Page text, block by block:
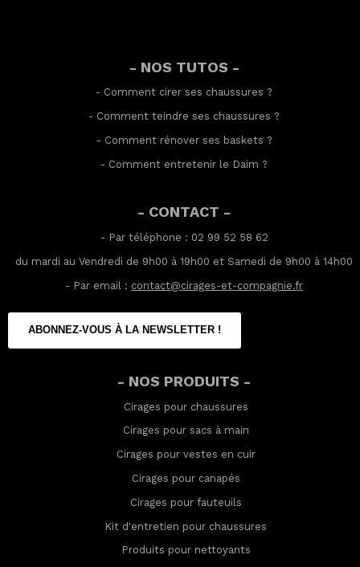
- NOS TUTOS -
- Comment cirer ses chaussures ?
- Comment teindre ses chaussures ?
- Comment rénover ses baskets ?
- Comment entretenir le Daim ?
- CONTACT -
- Par téléphone : 02 99 52 58 62
du mardi au Vendredi de 9h00 à 19h00 et Samedi de 9h00 à 14h00
- Par email : contact@cirages-et-compagnie.fr
ABONNEZ-VOUS À LA NEWSLETTER !
- NOS PRODUITS -
Cirages pour chaussures
Cirages pour sacs à main
Cirages pour vestes en cuir
Cirages pour canapés
Cirages pour fauteuils
Kit d'entretien pour chaussures
Produits pour nettoyants